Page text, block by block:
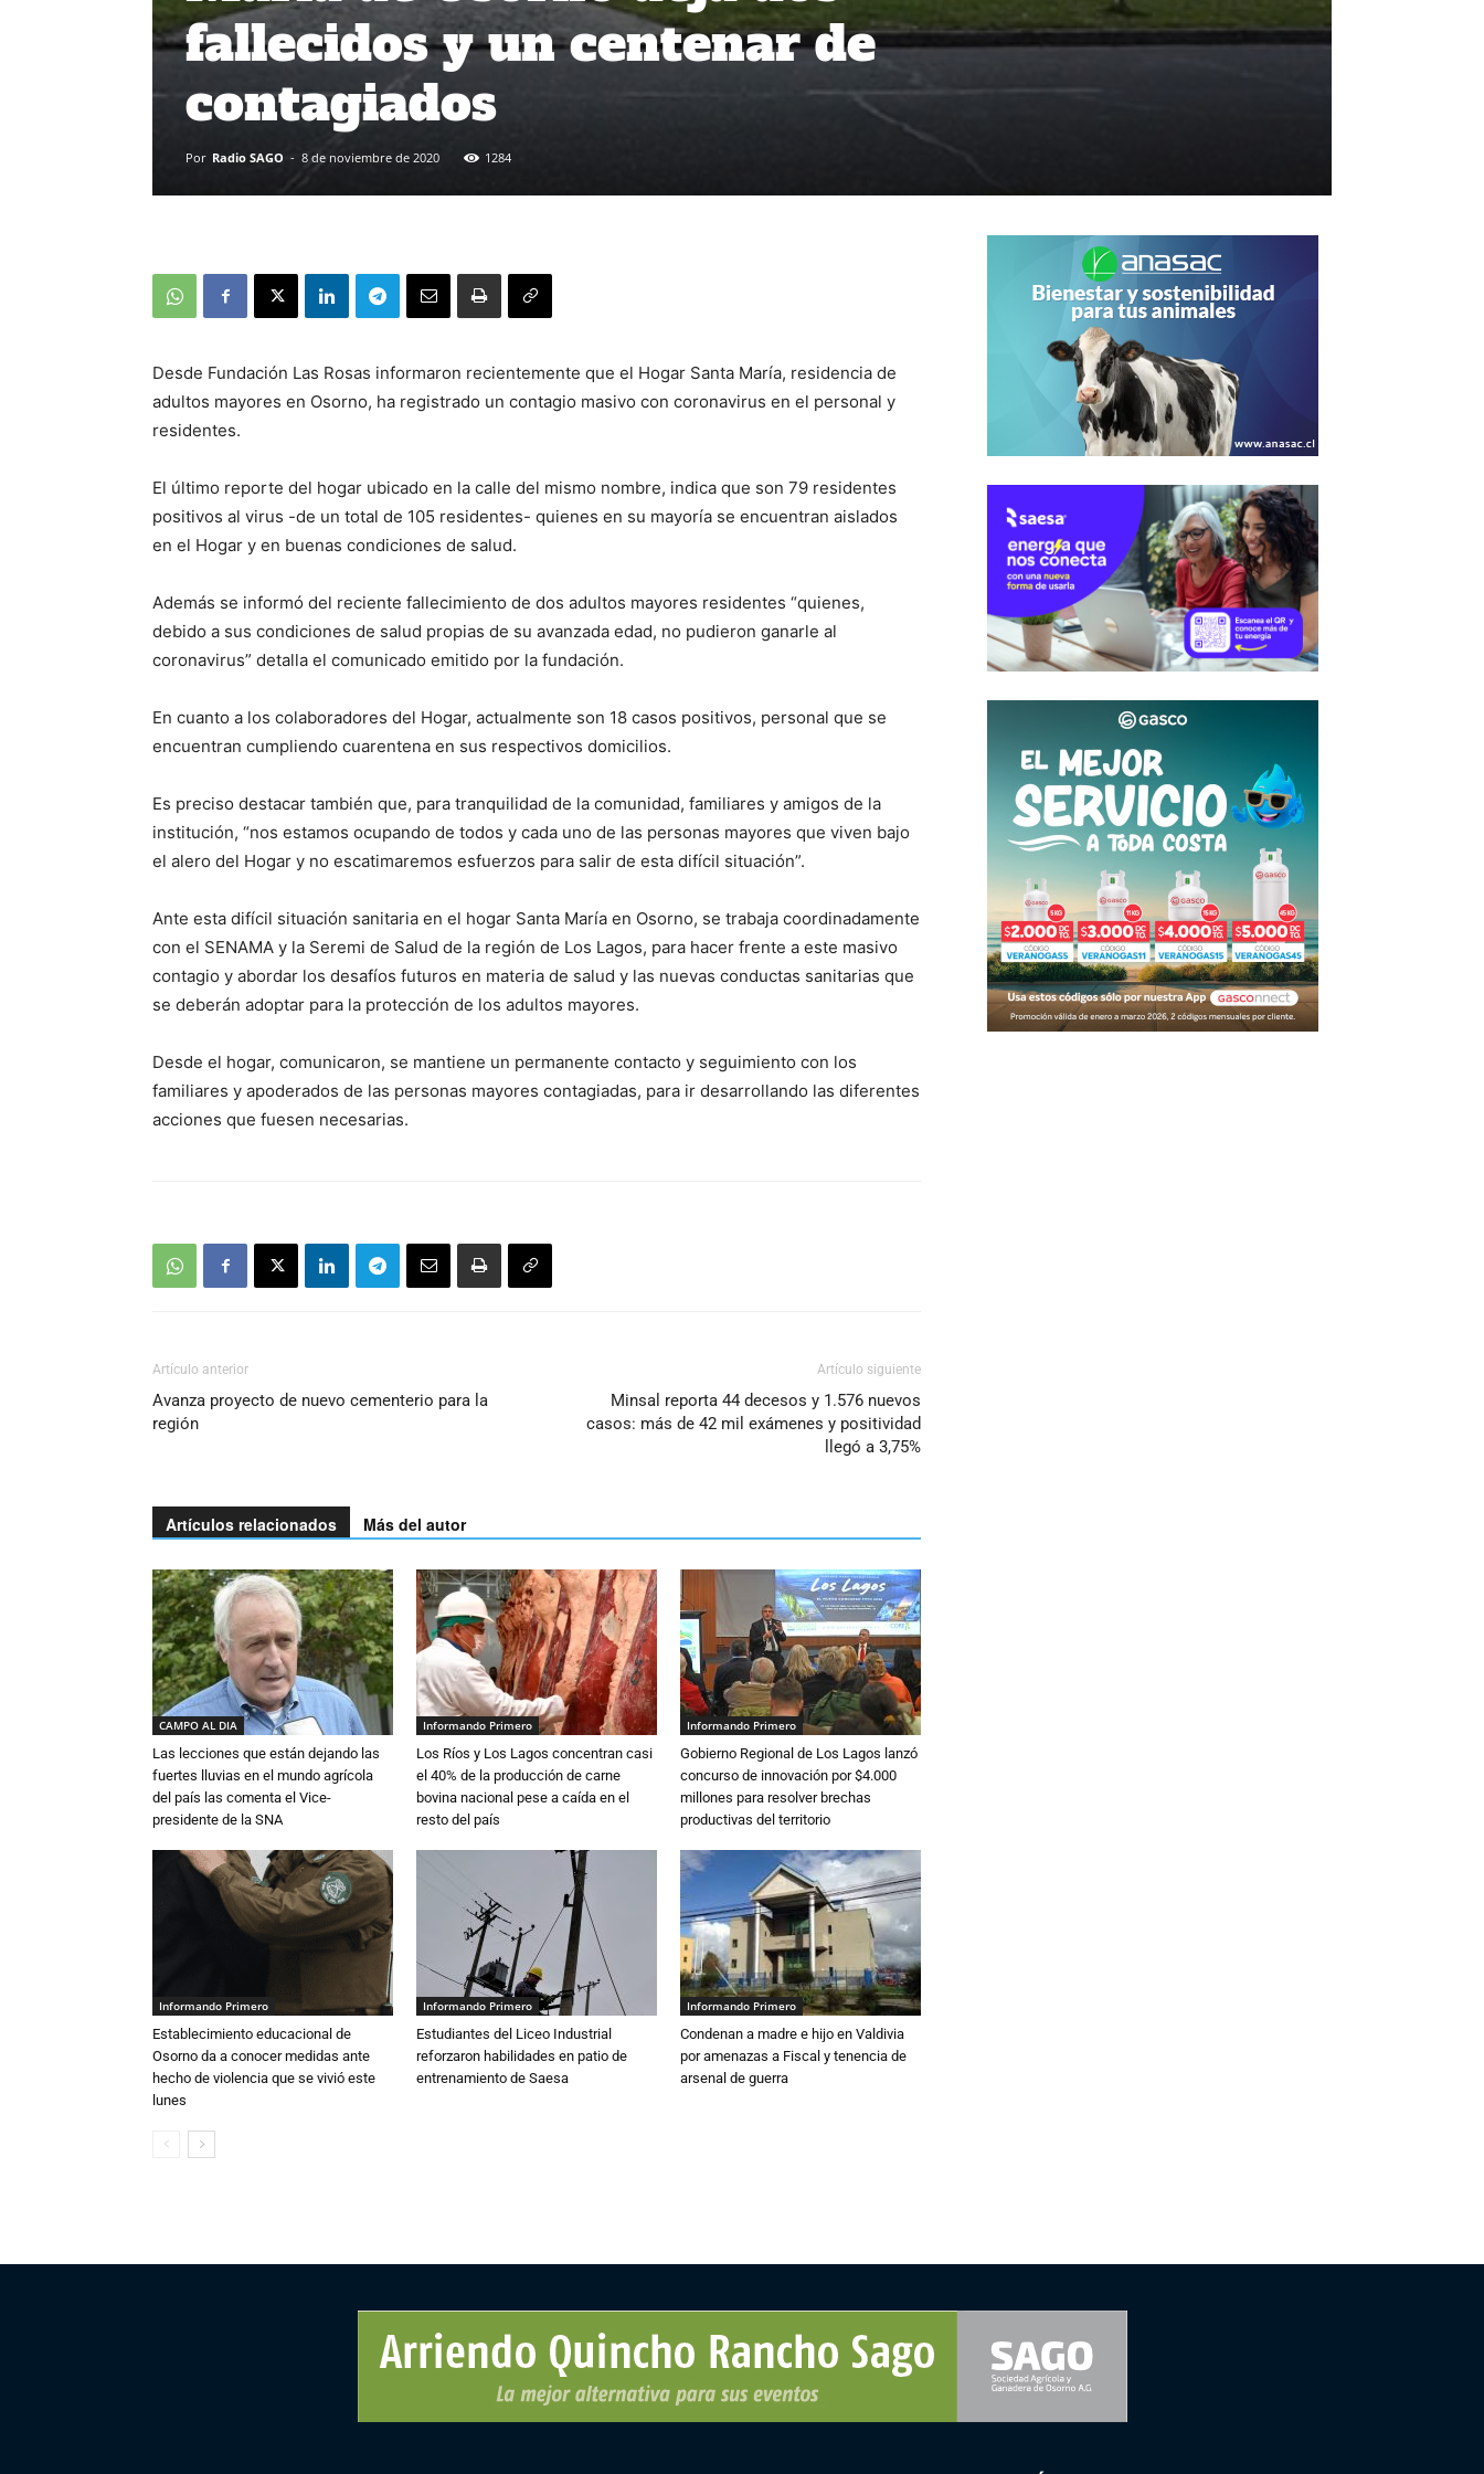
fallecidos y un centenar de
contagiados
Por Radio SAGO - 8 de noviembre de 2020 1284
Desde Fundación Las Rosas informaron recientemente que el Hogar Santa María, residencia de
adultos mayores en Osorno, ha registrado un contagio masivo con coronavirus en el personal y
residentes.
El último reporte del hogar ubicado en la calle del mismo nombre, indica que son 79 residentes
positivos al virus -de un total de 105 residentes- quienes en su mayoría se encuentran aislados
en el Hogar y en buenas condiciones de salud.
Además se informó del reciente fallecimiento de dos adultos mayores residentes “quienes,
debido a sus condiciones de salud propias de su avanzada edad, no pudieron ganarle al
coronavirus” detalla el comunicado emitido por la fundación.
En cuanto a los colaboradores del Hogar, actualmente son 18 casos positivos, personal que se
encuentran cumpliendo cuarentena en sus respectivos domicilios.
Es preciso destacar también que, para tranquilidad de la comunidad, familiares y amigos de la
institución, “nos estamos ocupando de todos y cada uno de las personas mayores que viven bajo
el alero del Hogar y no escatimaremos esfuerzos para salir de esta difícil situación”.
Ante esta difícil situación sanitaria en el hogar Santa María en Osorno, se trabaja coordinadamente
con el SENAMA y la Seremi de Salud de la región de Los Lagos, para hacer frente a este masivo
contagio y abordar los desafíos futuros en materia de salud y las nuevas conductas sanitarias que
se deberán adoptar para la protección de los adultos mayores.
Desde el hogar, comunicaron, se mantiene un permanente contacto y seguimiento con los
familiares y apoderados de las personas mayores contagiadas, para ir desarrollando las diferentes
acciones que fuesen necesarias.
Artículo anterior
Avanza proyecto de nuevo cementerio para la
región
Artículo siguiente
Minsal reporta 44 decesos y 1.576 nuevos
casos: más de 42 mil exámenes y positividad
llegó a 3,75%
Artículos relacionados Más del autor
CAMPO AL DIA
Las lecciones que están dejando las
fuertes lluvias en el mundo agrícola
del país las comenta el Vice-
presidente de la SNA
Informando Primero
Los Ríos y Los Lagos concentran casi
el 40% de la producción de carne
bovina nacional pese a caída en el
resto del país
Informando Primero
Gobierno Regional de Los Lagos lanzó
concurso de innovación por $4.000
millones para resolver brechas
productivas del territorio
Informando Primero
Establecimiento educacional de
Osorno da a conocer medidas ante
hecho de violencia que se vivió este
lunes
Informando Primero
Estudiantes del Liceo Industrial
reforzaron habilidades en patio de
entrenamiento de Saesa
Informando Primero
Condenan a madre e hijo en Valdivia
por amenazas a Fiscal y tenencia de
arsenal de guerra